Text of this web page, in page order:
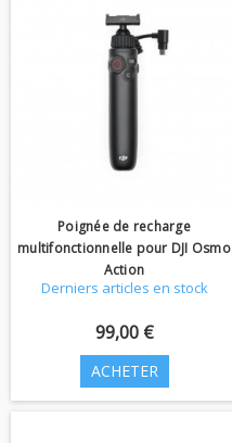
Poignée de recharge
multifonctionnelle pour DJI Osmo
Action
Derniers articles en stock
99,00 €
ACHETER